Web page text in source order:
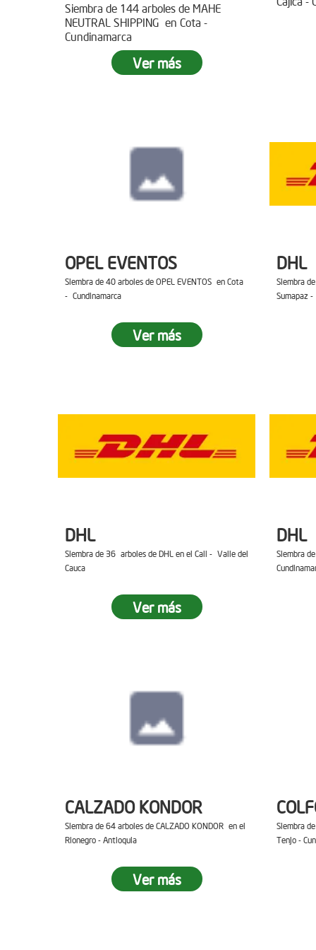
Siembra de 144 arboles de MAHE
NEUTRAL SHIPPING en Cota -
Cundinamarca
Ver más
OPEL EVENTOS
Siembra de 40 arboles de OPEL EVENTOS en Cota
- Cundinamarca
Ver más
DHL
Siembra
Sumapaz
DHL
Siembra de 36 arboles de DHL en el Cali - Valle del
Cauca
Ver más
DHL
Siembra
CALZADO KONDOR
Siembra de 64 arboles de CALZADO KONDOR en el
Rionegro - Antioquia
Ver más
Siembra
Tenjo -